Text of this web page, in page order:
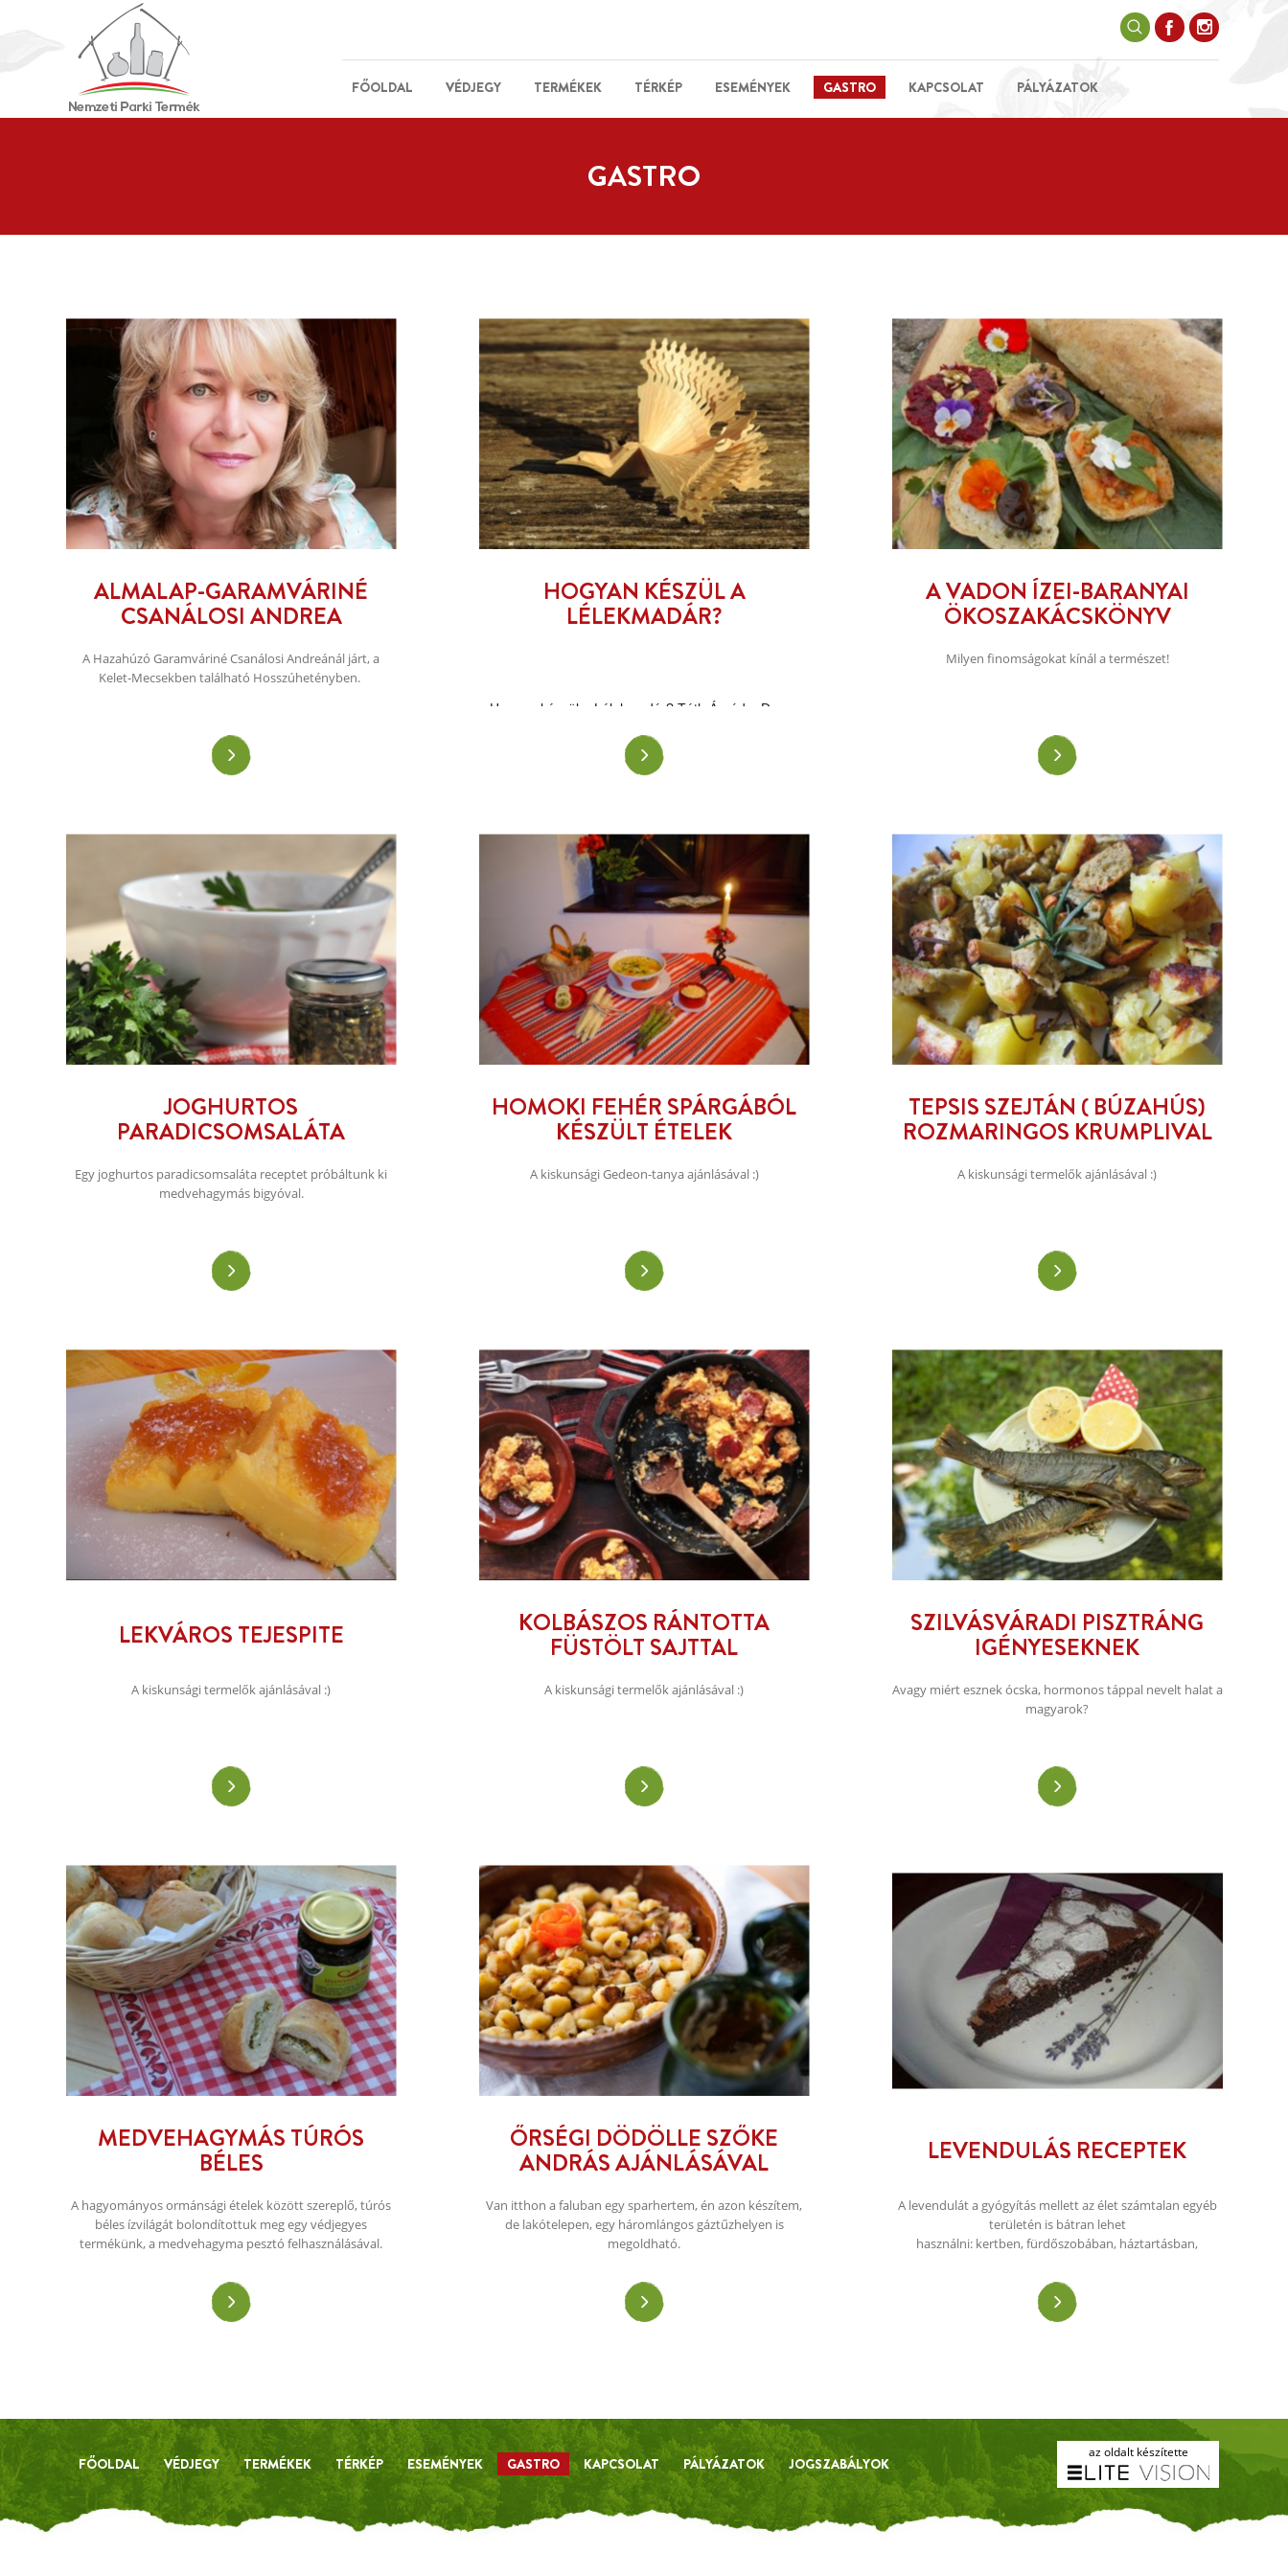
FŐOLDAL VÉDJEGY TERMÉKEK TÉRKÉP ESEMÉNYEK GASTRO KAPCSOLAT PÁLYÁZATOK
GASTRO
ALMALAP-GARAMVÁRINÉ
CSANÁLOSI ANDREA
A Hazahúzó Garamváriné Csanálosi Andreánál járt, a
Kelet-Mecsekben található Hosszúhetényben.
HOGYAN KÉSZÜL A
LÉLEKMADÁR?
Hogyan készül a Lélekmadár? Tóth Árpád a Duna-
kézművese megmutatja ebben a videóban!
A VADON ÍZEI-BARANYAI
ÖKOSZAKÁCSKÖNYV
Milyen finomságokat kínál a természet!
JOGHURTOS
PARADICSOMSALÁTA
Egy joghurtos paradicsomsaláta receptet próbáltunk ki
medvehagymás bigyóval.
HOMOKI FEHÉR SPÁRGÁBÓL
KÉSZÜLT ÉTELEK
A kiskunsági Gedeon-tanya ajánlásával :)
TEPSIS SZEJTÁN ( BÚZAHÚS)
ROZMARINGOS KRUMPLIVAL
A kiskunsági termelők ajánlásával :)
LEKVÁROS TEJESPITE
A kiskunsági termelők ajánlásával :)
KOLBÁSZOS RÁNTOTTA
FÜSTÖLT SAJTTAL
A kiskunsági termelők ajánlásával :)
SZILVÁSVÁRADI PISZTRÁNG
IGÉNYESEKNEK
Avagy miért esznek ócska, hormonos táppal nevelt halat a
magyarok?
MEDVEHAGYMÁS TÚRÓS
BÉLES
A hagyományos ormánsági ételek között szereplő, túrós
béles ízvilágát bolondítottuk meg egy védjegyes
termékünk, a medvehagyma pesztó felhasználásával.
ŐRSÉGI DÖDÖLLE SZŐKE
ANDRÁS AJÁNLÁSÁVAL
Van itthon a faluban egy sparhertem, én azon készítem,
de lakótelepen, egy háromlángos gáztűzhelyen is
megoldható.
népszerű volt. Nagyon izgalmasan lehet variálni az alapot.
LEVENDULÁS RECEPTEK
A levendulát a gyógyítás mellett az élet számtalan egyéb
területén is bátran lehet
használni: kertben, fürdőszobában, háztartásban,
következő recepteket a levendulát kedvelő
konyhatündérek számára gyűjtöttük.
FŐOLDAL VÉDJEGY TERMÉKEK TÉRKÉP ESEMÉNYEK GASTRO KAPCSOLAT PÁLYÁZATOK JOGSZABÁLYOK
az oldalt készítette